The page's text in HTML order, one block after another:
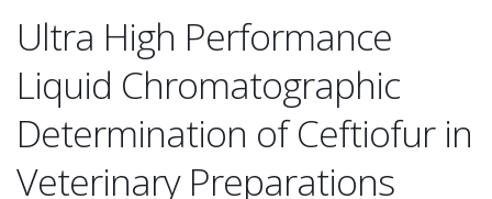
Ultra High Performance
Liquid Chromatographic
Determination of Ceftiofur in
Veterinary Preparations